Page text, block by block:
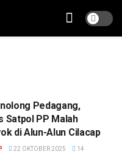
Pedagang,
Satpol PP Malah
di Alun-Alun Cilacap
22 OKTOBER 2025 14